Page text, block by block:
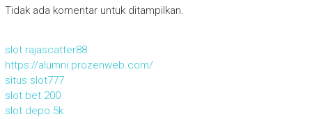
Tidak ada komentar untuk ditampilkan.
slot rajascatter88
https://alumni.prozenweb.com/
situs slot777
slot bet 200
slot depo 5k